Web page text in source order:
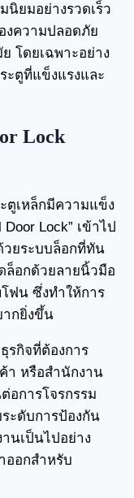
นิยมอย่างรวดเร็ว
งความปลอดภัย
โดยเฉพาะอย่าง
ะตูที่แข็งแรงและ
Lock
ตูเหล็กมีความแข็ง
Lock” เข้าไป
วยระบบล็อกที่ทัน
ล็อกด้วยลายนิ้วมือ
ฟน ซึ่งทำให้การ
ากยิ่งขึ้น
ธุรกิจที่ต้องการ
า หรือสำนักงาน
อการโจรกรรม
ระดับการป้องกัน
นเป็นไปอย่าง
ออกสำหรับ